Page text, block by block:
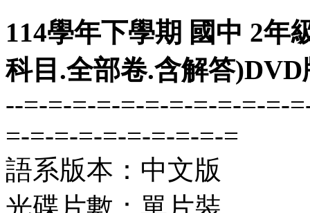
114學年下學期 國中 2年
科目.全部卷.含解答)DVD
--=-=-=-=-=-=-=-=-=-=-=-
=-=-=-=-=-=-=-=-=-=
語系版本：中文版